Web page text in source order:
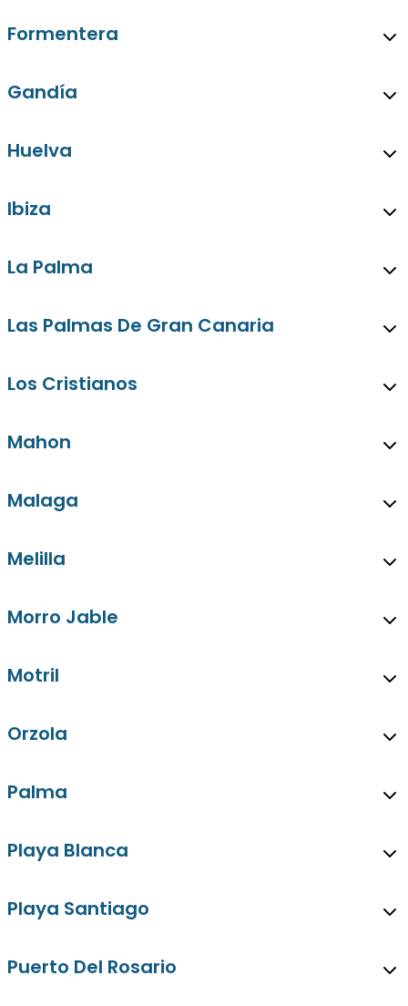
Formentera
Gandía
Huelva
Ibiza
La Palma
Las Palmas De Gran Canaria
Los Cristianos
Mahon
Malaga
Melilla
Morro Jable
Motril
Orzola
Palma
Playa Blanca
Playa Santiago
Puerto Del Rosario